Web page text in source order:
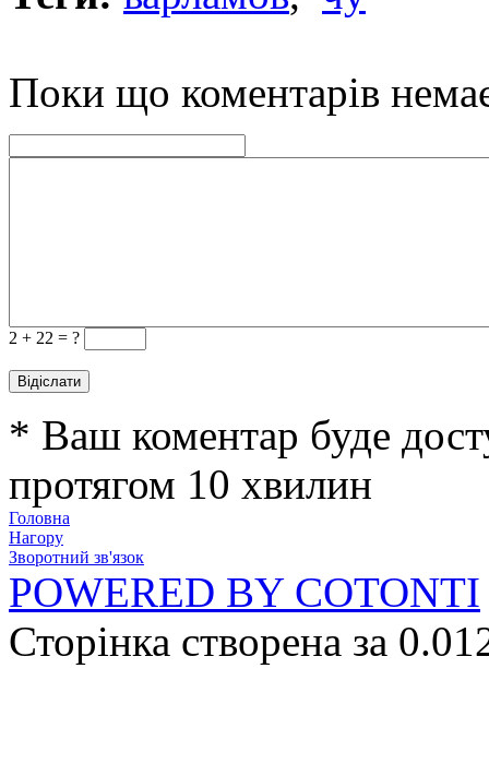
Поки що коментарів
2 + 22 = ?
* Ваш коментар буде
протягом 10 хвилин
Головна
Нагору
Зворотний зв'язок
POWERED BY COTONTI
Сторінка створена за